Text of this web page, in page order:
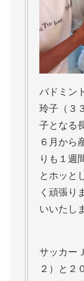
バドミン
玲子（３
子となる
６月から
りも１週
とホッと
く頑張り
いいたし
サッカー
２）と２